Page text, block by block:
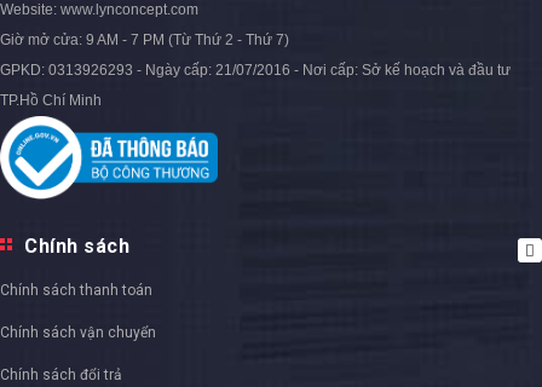
Website: www.lynconcept.com
Giờ mở cửa: 9 AM - 7 PM (Từ Thứ 2 - Thứ 7)
GPKD: 0313926293 - Ngày cấp: 21/07/2016 - Nơi cấp: Sở kế hoạch và đầu tư
TP.Hồ Chí Minh
Chính sách
Chính sách thanh toán
Chính sách vận chuyển
Chính sách đổi trả